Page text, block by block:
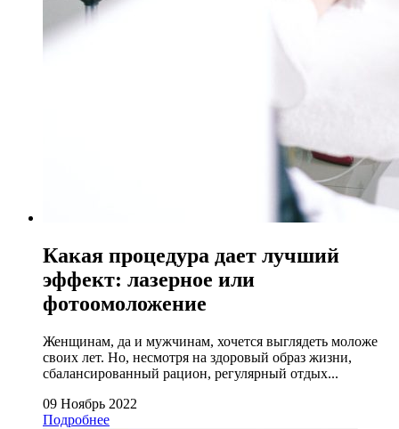
Какая процедура дает лучший
эффект: лазерное или
фотоомоложение
Женщинам, да и мужчинам, хочется выглядеть моложе
своих лет. Но, несмотря на здоровый образ жизни,
сбалансированный рацион, регулярный отдых...
09 Ноябрь 2022
Подробнее